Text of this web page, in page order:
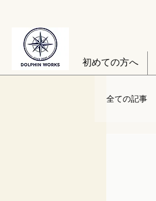
初めての方へ
全ての記事